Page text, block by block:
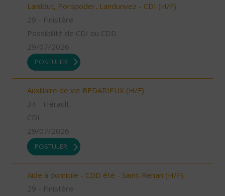
Lanildut, Porspoder, Landunvez - CDI (H/F)
29 - Finistère
Possibilité de CDI ou CDD
29/07/2026
POSTULER
Auxiliaire de vie BEDARIEUX (H/F)
34 - Hérault
CDI
29/07/2026
POSTULER
Aide à domicile - CDD été - Saint-Renan (H/F)
29 - Finistère